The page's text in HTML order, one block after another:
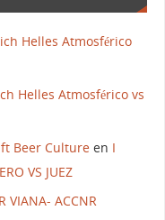
Helles Atmosférico
Helles Atmosférico vs
Beer Cultureen I
VS JUEZ
VIANA- ACCNR